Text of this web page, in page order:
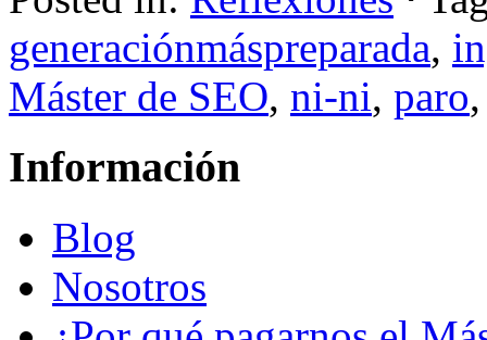
generaciónmáspreparada,
Máster de SEO, ni-ni, paro
Información
Blog
Nosotros